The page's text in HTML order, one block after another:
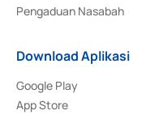
Pengaduan Nasabah
Download Aplikasi
Google Play
App Store